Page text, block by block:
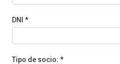
DNI *
Tipo de socio: *